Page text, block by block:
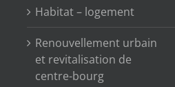
Habitat – logement
Renouvellement urbain
et revitalisation de
centre-bourg